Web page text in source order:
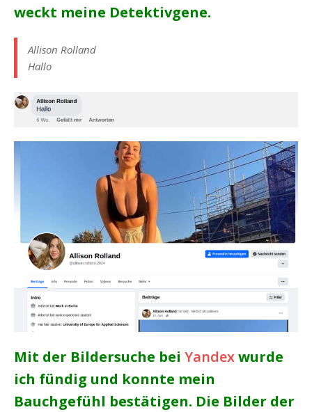
weckt meine Detektivgene.
Allison Rolland
Hallo
Mit der Bildersuche bei Yandexwurde
ich fündig und konnte mein
Bauchgefühl bestätigen. Die Bilder der